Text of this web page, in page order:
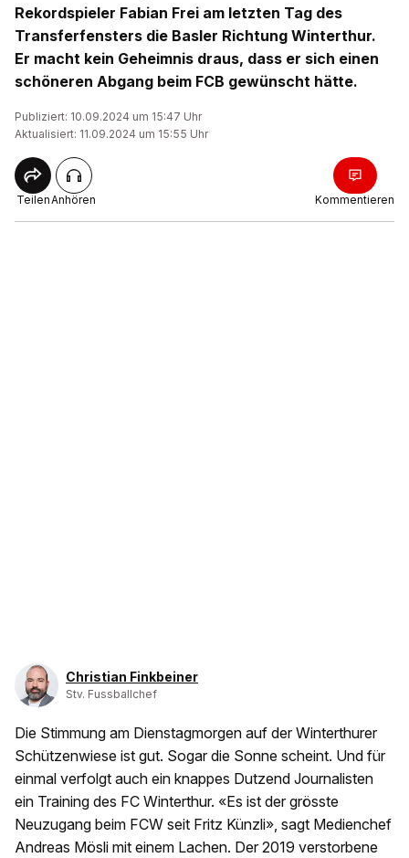
Rekordspieler Fabian Frei am letzten Tag des
Transferfensters die Basler Richtung Winterthur.
Er macht kein Geheimnis draus, dass er sich einen
schöneren Abgang beim FCB gewünscht hätte.
Publiziert: 10.09.2024 um 15:47 Uhr
Aktualisiert: 11.09.2024 um 15:55 Uhr
TeilenAnhören Kommentieren
Christian Finkbeiner
Stv. Fussballchef
Die Stimmung am Dienstagmorgen auf der Winterthurer
Schützenwiese ist gut. Sogar die Sonne scheint. Und für
einmal verfolgt auch ein knappes Dutzend Journalisten
ein Training des FC Winterthur. «Es ist der grösste
Neuzugang beim FCW seit Fritz Künzli», sagt Medienchef
Andreas Mösli mit einem Lachen. Der 2019 verstorbene